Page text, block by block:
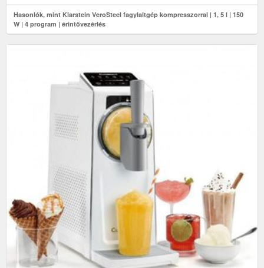
Hasonlók, mint Klarstein VeroSteel fagylaltgép kompresszorral | 1, 5 l | 150
W | 4 program | érintővezérlés